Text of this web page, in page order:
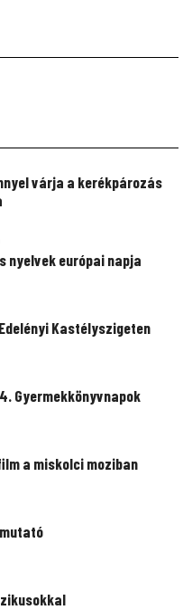
várja a kerékpározás
nyelvek európai napja
Kastélyszigeten
Gyermekkönyvnapok
a miskolci moziban